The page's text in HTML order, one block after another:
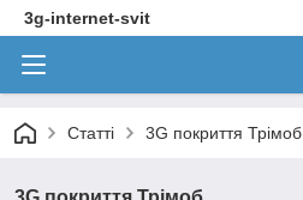
3g-internet-svit
Статті 3G покриття Трімоб